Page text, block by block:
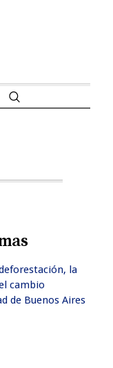
la
cambio
de Buenos Aires